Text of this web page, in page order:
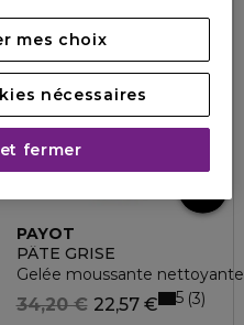
PAYOT
PÂTE GRISE
Gelée moussante
22,57 €
34,20 € 5 3
mes choix
nécessaires
fermer